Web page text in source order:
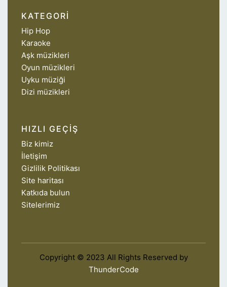
KATEGORI
Hip Hop
Karaoke
Aşk müzikleri
Oyun müzikleri
Uyku müziği
Dizi müzikleri
HIZLI GEÇIŞ
Biz kimiz
İletişim
Gizlilik Politikası
Site haritası
Katkıda bulun
Sitelerimiz
Copyright © 2023 All Rights Reserved by
ThunderCode